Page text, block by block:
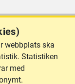
webbplats ska
Statistiken
med